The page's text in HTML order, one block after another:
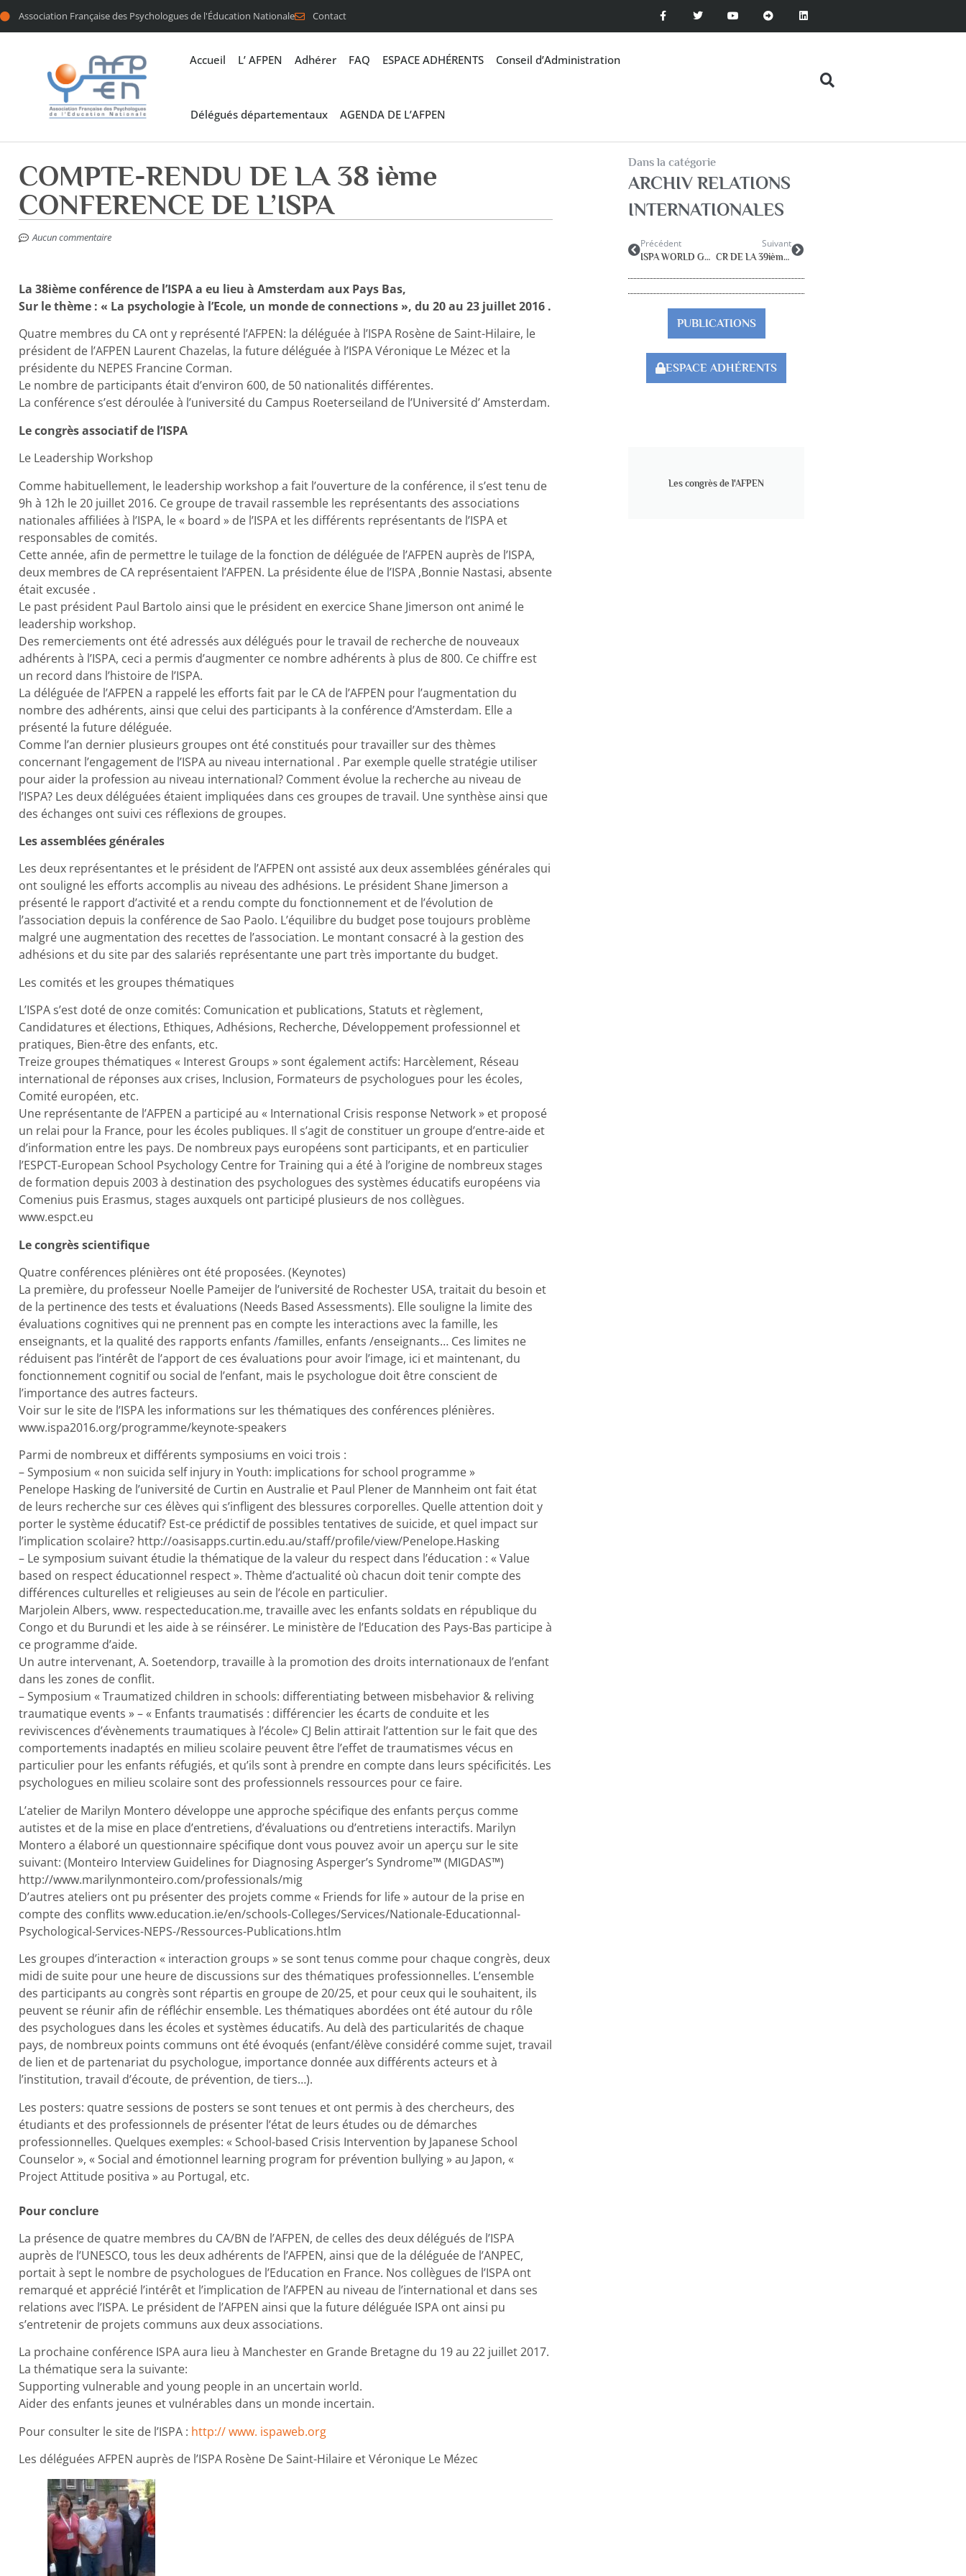
Association Française des Psychologues de l'Éducation Nationale Contact
Accueil L’ AFPEN Adhérer FAQ ESPACE ADHÉRENTS Conseil d’Administration
Délégués départementaux AGENDA DE L’AFPEN
COMPTE-RENDU DE LA 38 ième
CONFERENCE DE L’ISPA
Aucun commentaire
La 38ième conférence de l’ISPA a eu lieu à Amsterdam aux Pays Bas,
Sur le thème : « La psychologie à l’Ecole, un monde de connections », du 20 au 23 juillet 2016 .
Quatre membres du CA ont y représenté l’AFPEN: la déléguée à l’ISPA Rosène de Saint-Hilaire, le
président de l’AFPEN Laurent Chazelas, la future déléguée à l’ISPA Véronique Le Mézec et la
présidente du NEPES Francine Corman.
Le nombre de participants était d’environ 600, de 50 nationalités différentes.
La conférence s’est déroulée à l’université du Campus Roeterseiland de l’Université d’ Amsterdam.
Le congrès associatif de l’ISPA
Le Leadership Workshop
Comme habituellement, le leadership workshop a fait l’ouverture de la conférence, il s’est tenu de
9h à 12h le 20 juillet 2016. Ce groupe de travail rassemble les représentants des associations
nationales affiliées à l’ISPA, le « board » de l’ISPA et les différents représentants de l’ISPA et
responsables de comités.
Cette année, afin de permettre le tuilage de la fonction de déléguée de l’AFPEN auprès de l’ISPA,
deux membres de CA représentaient l’AFPEN. La présidente élue de l’ISPA ,Bonnie Nastasi, absente
était excusée .
Le past président Paul Bartolo ainsi que le président en exercice Shane Jimerson ont animé le
leadership workshop.
Des remerciements ont été adressés aux délégués pour le travail de recherche de nouveaux
adhérents à l’ISPA, ceci a permis d’augmenter ce nombre adhérents à plus de 800. Ce chiffre est
un record dans l’histoire de l’ISPA.
La déléguée de l’AFPEN a rappelé les efforts fait par le CA de l’AFPEN pour l’augmentation du
nombre des adhérents, ainsi que celui des participants à la conférence d’Amsterdam. Elle a
présenté la future déléguée.
Comme l’an dernier plusieurs groupes ont été constitués pour travailler sur des thèmes
concernant l’engagement de l’ISPA au niveau international . Par exemple quelle stratégie utiliser
pour aider la profession au niveau international? Comment évolue la recherche au niveau de
l’ISPA? Les deux déléguées étaient impliquées dans ces groupes de travail. Une synthèse ainsi que
des échanges ont suivi ces réflexions de groupes.
Les assemblées générales
Les deux représentantes et le président de l’AFPEN ont assisté aux deux assemblées générales qui
ont souligné les efforts accomplis au niveau des adhésions. Le président Shane Jimerson a
présenté le rapport d’activité et a rendu compte du fonctionnement et de l’évolution de
l’association depuis la conférence de Sao Paolo. L’équilibre du budget pose toujours problème
malgré une augmentation des recettes de l’association. Le montant consacré à la gestion des
adhésions et du site par des salariés représentante une part très importante du budget.
Les comités et les groupes thématiques
L’ISPA s’est doté de onze comités: Comunication et publications, Statuts et règlement,
Candidatures et élections, Ethiques, Adhésions, Recherche, Développement professionnel et
pratiques, Bien-être des enfants, etc.
Treize groupes thématiques « Interest Groups » sont également actifs: Harcèlement, Réseau
international de réponses aux crises, Inclusion, Formateurs de psychologues pour les écoles,
Comité européen, etc.
Une représentante de l’AFPEN a participé au « International Crisis response Network » et proposé
un relai pour la France, pour les écoles publiques. Il s’agit de constituer un groupe d’entre-aide et
d’information entre les pays. De nombreux pays européens sont participants, et en particulier
l’ESPCT-European School Psychology Centre for Training qui a été à l’origine de nombreux stages
de formation depuis 2003 à destination des psychologues des systèmes éducatifs européens via
Comenius puis Erasmus, stages auxquels ont participé plusieurs de nos collègues.
www.espct.eu
Le congrès scientifique
Quatre conférences plénières ont été proposées. (Keynotes)
La première, du professeur Noelle Pameijer de l’université de Rochester USA, traitait du besoin et
de la pertinence des tests et évaluations (Needs Based Assessments). Elle souligne la limite des
évaluations cognitives qui ne prennent pas en compte les interactions avec la famille, les
enseignants, et la qualité des rapports enfants /familles, enfants /enseignants… Ces limites ne
réduisent pas l’intérêt de l’apport de ces évaluations pour avoir l’image, ici et maintenant, du
fonctionnement cognitif ou social de l’enfant, mais le psychologue doit être conscient de
l’importance des autres facteurs.
Voir sur le site de l’ISPA les informations sur les thématiques des conférences plénières.
www.ispa2016.org/programme/keynote-speakers
Parmi de nombreux et différents symposiums en voici trois :
– Symposium « non suicida self injury in Youth: implications for school programme »
Penelope Hasking de l’université de Curtin en Australie et Paul Plener de Mannheim ont fait état
de leurs recherche sur ces élèves qui s’infligent des blessures corporelles. Quelle attention doit y
porter le système éducatif? Est-ce prédictif de possibles tentatives de suicide, et quel impact sur
l’implication scolaire? http://oasisapps.curtin.edu.au/staff/profile/view/Penelope.Hasking
– Le symposium suivant étudie la thématique de la valeur du respect dans l’éducation : « Value
based on respect éducationnel respect ». Thème d’actualité où chacun doit tenir compte des
différences culturelles et religieuses au sein de l’école en particulier.
Marjolein Albers, www. respecteducation.me, travaille avec les enfants soldats en république du
Congo et du Burundi et les aide à se réinsérer. Le ministère de l’Education des Pays-Bas participe à
ce programme d’aide.
Un autre intervenant, A. Soetendorp, travaille à la promotion des droits internationaux de l’enfant
dans les zones de conflit.
– Symposium « Traumatized children in schools: differentiating between misbehavior & reliving
traumatique events » – « Enfants traumatisés : différencier les écarts de conduite et les
reviviscences d’évènements traumatiques à l’école» CJ Belin attirait l’attention sur le fait que des
comportements inadaptés en milieu scolaire peuvent être l’effet de traumatismes vécus en
particulier pour les enfants réfugiés, et qu’ils sont à prendre en compte dans leurs spécificités. Les
psychologues en milieu scolaire sont des professionnels ressources pour ce faire.
L’atelier de Marilyn Montero développe une approche spécifique des enfants perçus comme
autistes et de la mise en place d’entretiens, d’évaluations ou d’entretiens interactifs. Marilyn
Montero a élaboré un questionnaire spécifique dont vous pouvez avoir un aperçu sur le site
suivant: (Monteiro Interview Guidelines for Diagnosing Asperger’s Syndrome™ (MIGDAS™)
http://www.marilynmonteiro.com/professionals/mig
D’autres ateliers ont pu présenter des projets comme « Friends for life » autour de la prise en
compte des conflits www.education.ie/en/schools-Colleges/Services/Nationale-Educationnal-
Psychological-Services-NEPS-/Ressources-Publications.htlm
Les groupes d’interaction « interaction groups » se sont tenus comme pour chaque congrès, deux
midi de suite pour une heure de discussions sur des thématiques professionnelles. L’ensemble
des participants au congrès sont répartis en groupe de 20/25, et pour ceux qui le souhaitent, ils
peuvent se réunir afin de réfléchir ensemble. Les thématiques abordées ont été autour du rôle
des psychologues dans les écoles et systèmes éducatifs. Au delà des particularités de chaque
pays, de nombreux points communs ont été évoqués (enfant/élève considéré comme sujet, travail
de lien et de partenariat du psychologue, importance donnée aux différents acteurs et à
l’institution, travail d’écoute, de prévention, de tiers…).
Les posters: quatre sessions de posters se sont tenues et ont permis à des chercheurs, des
étudiants et des professionnels de présenter l’état de leurs études ou de démarches
professionnelles. Quelques exemples: « School-based Crisis Intervention by Japanese School
Counselor », « Social and émotionnel learning program for prévention bullying » au Japon, «
Project Attitude positiva » au Portugal, etc.
Pour conclure
La présence de quatre membres du CA/BN de l’AFPEN, de celles des deux délégués de l’ISPA
auprès de l’UNESCO, tous les deux adhérents de l’AFPEN, ainsi que de la déléguée de l’ANPEC,
portait à sept le nombre de psychologues de l’Education en France. Nos collègues de l’ISPA ont
remarqué et apprécié l’intérêt et l’implication de l’AFPEN au niveau de l’international et dans ses
relations avec l’ISPA. Le président de l’AFPEN ainsi que la future déléguée ISPA ont ainsi pu
s’entretenir de projets communs aux deux associations.
La prochaine conférence ISPA aura lieu à Manchester en Grande Bretagne du 19 au 22 juillet 2017.
La thématique sera la suivante:
Supporting vulnerable and young people in an uncertain world.
Aider des enfants jeunes et vulnérables dans un monde incertain.
Pour consulter le site de l’ISPA : http:// www. ispaweb.org
Les déléguées AFPEN auprès de l’ISPA Rosène De Saint-Hilaire et Véronique Le Mézec
Dans la catégorie
ARCHIV RELATIONS
INTERNATIONALES
Précédent
ISPA WORLD GO ROUND MARCH 2016
Suivant
CR DE LA 39ième CONFERENCE DE L’ISPA à Manchester – Juillet 2017
PUBLICATIONS
ESPACE ADHÉRENTS
Les congrès de l'AFPEN